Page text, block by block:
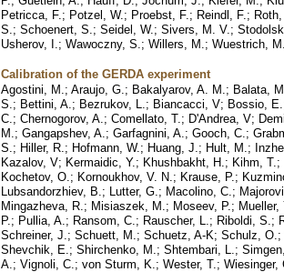
Petricca, F. ; Potzel, W. ; Proebst, F. ; Reindl, F. ; Roth,
S. ; Schoenert, S. ; Seidel, W. ; Sivers, M. V. ;
Usherov, I. ; Wawoczny, S. ; Willers, M. ; Wuestrich, M.
Calibration of the GERDA experiment
Agostini, M. ; Araujo, G. ; Bakalyarov, A. M. ; Balata, M.
S. ; Bettini, A. ; Bezrukov, L. ; Biancacci, V; Bossio, E.
C. ; Chernogorov, A. ; Comellato, T. ; D'Andrea, V;
M. ; Gangapshev, A. ; Garfagnini, A. ; Gooch, C. ;
S. ; Hiller, R. ; Hofmann, W. ; Huang, J. ; Hult, M. ;
Kazalov, V; Kermaidic, Y. ; Khushbakht, H. ; Kihm, T. ;
Kochetov, O. ; Kornoukhov, V. N. ; Krause, P. ;
Lubsandorzhiev, B. ; Lutter, G. ; Macolino, C. ;
Mingazheva, R. ; Misiaszek, M. ; Moseev, P. ; Mueller,
P. ; Pullia, A. ; Ransom, C. ; Rauscher, L. ; Riboldi, S. ;
Schreiner, J. ; Schuett, M. ; Schuetz, A-K; Schulz, O. ;
Shevchik, E. ; Shirchenko, M. ; Shtembari, L. ;
A. ; Vignoli, C. ; von Sturm, K. ; Wester, T. ; Wiesinger,